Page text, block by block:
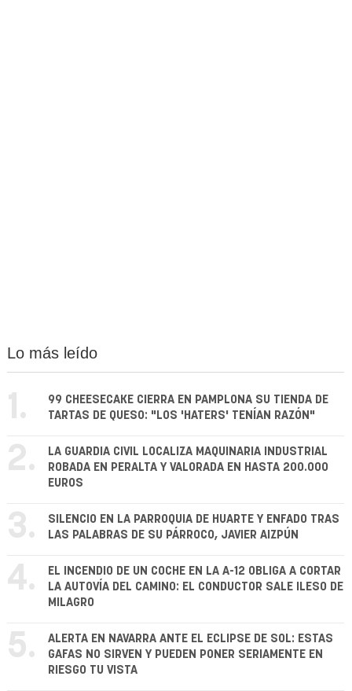
Lo más leído
1.
99 CHEESECAKE CIERRA EN PAMPLONA SU TIENDA DE
TARTAS DE QUESO: "LOS 'HATERS' TENÍAN RAZÓN"
2.
LA GUARDIA CIVIL LOCALIZA MAQUINARIA INDUSTRIAL
ROBADA EN PERALTA Y VALORADA EN HASTA 200.000
EUROS
3.
SILENCIO EN LA PARROQUIA DE HUARTE Y ENFADO TRAS
LAS PALABRAS DE SU PÁRROCO, JAVIER AIZPÚN
4.
EL INCENDIO DE UN COCHE EN LA A-12 OBLIGA A CORTAR
LA AUTOVÍA DEL CAMINO: EL CONDUCTOR SALE ILESO DE
MILAGRO
5.
ALERTA EN NAVARRA ANTE EL ECLIPSE DE SOL: ESTAS
GAFAS NO SIRVEN Y PUEDEN PONER SERIAMENTE EN
RIESGO TU VISTA